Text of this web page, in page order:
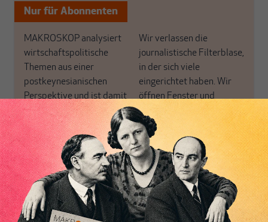
Nur für Abonnenten
MAKROSKOP analysiert
wirtschaftspolitische
Themen aus einer
postkeynesianischen
Perspektive und ist damit
in Deutschland einzigartig.
MAKROSKOP steht für
das große Ganze. Wir
haben einen Blick auf
Geld, Wirtschaft und
Politik, den Sie so
woanders nicht finden.
Dabei leben wir von
Wir verlassen die
journalistische Filterblase,
in der sich viele
eingerichtet haben. Wir
öffnen Fenster und
bringen frische Luft in die
engen und verstaubten
Debattenräume.
Brauchen Sie auch frische
Luft? Dann folgen Sie
einfach dem Button.